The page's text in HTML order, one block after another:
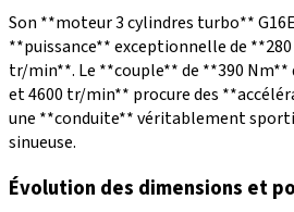
Son **moteur 3 cylindres turbo**
**puissance** exceptionnelle de
tr/min**. Le **couple** de **390
et 4600 tr/min** procure des
une **conduite** véritablement
sinueuse.
Évolution des dimensions et